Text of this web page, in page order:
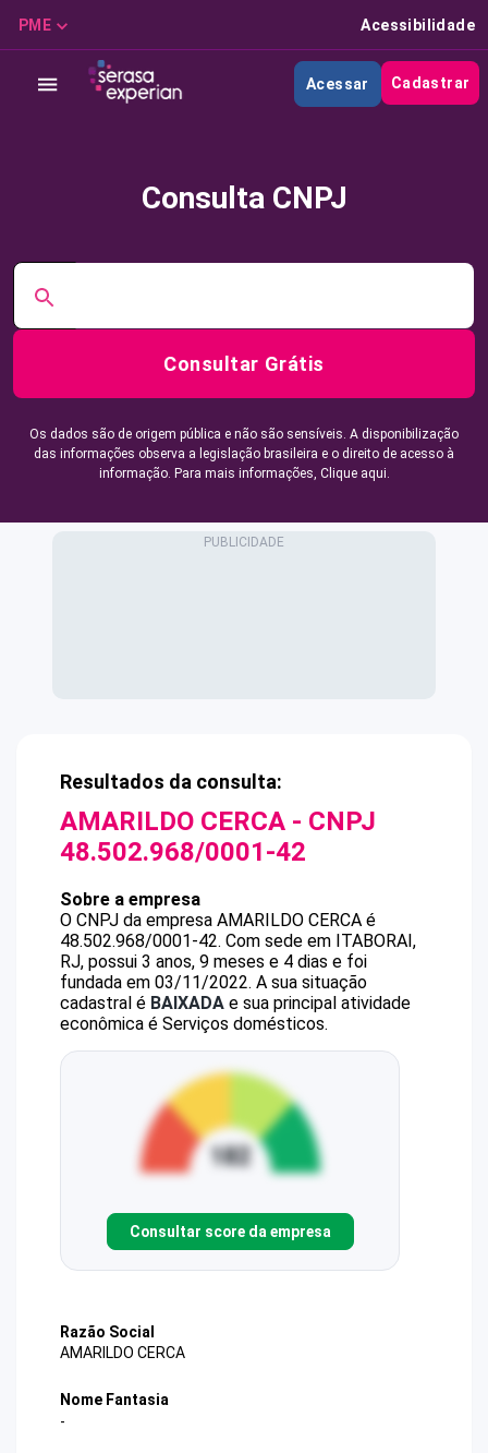
PME Acessibilidade
Acessar Cadastrar
Consulta CNPJ
Consultar Grátis
Os dados são de origem pública e não são sensíveis. A disponibilização
das informações observa a legislação brasileira e o direito de acesso à
informação. Para mais informações, Clique aqui.
Resultados da consulta:
AMARILDO CERCA - CNPJ
48.502.968/0001-42
Sobre a empresa
O CNPJ da empresa AMARILDO CERCA é
48.502.968/0001-42. Com sede em ITABORAI,
RJ, possui 3 anos, 9 meses e 4 dias e foi
fundada em 03/11/2022. A sua situação
cadastral é BAIXADA e sua principal atividade
econômica é Serviços domésticos.
Consultar score da empresa
Razão Social
AMARILDO CERCA
Nome Fantasia
-